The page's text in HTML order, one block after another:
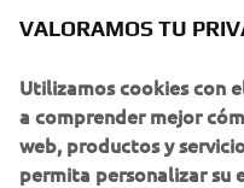
Sara Sánchez (YVS
Nahuel
85 puntos
Nabil Marco (Guaja
Julián Chipolina
VALORAMOS TU
Utilizamos cookies con
a comprender mejor
web, productos y
permita personalizar su